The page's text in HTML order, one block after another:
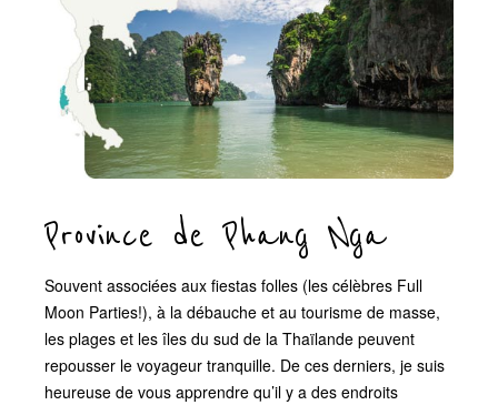
Province de Phang Nga
Souvent associées aux fiestas folles (les célèbres Full
Moon Parties!), à la débauche et au tourisme de masse,
les plages et les îles du sud de la Thaïlande peuvent
repousser le voyageur tranquille. De ces derniers, je suis
heureuse de vous apprendre qu’il y a des endroits